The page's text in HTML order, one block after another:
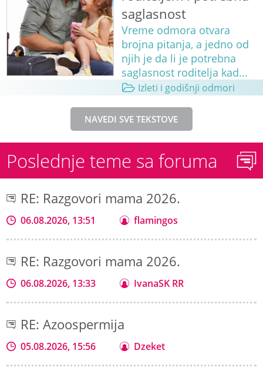
saglasnost
Vreme odmora otvara
brojna pitanja, a jedno od
njih je da li je potrebna
saglasnost roditelja kad...
Izleti i godišnji odmori
NAVEDI SVE TEKSTOVE
Poslednje teme sa foruma
RE: Razgovori mama 2026.
06.08.2026, 13:51 flamingos
RE: Razgovori mama 2026.
06.08.2026, 13:33 IvanaSK RR
RE: Azoospermija
05.08.2026, 15:56 Dzeket